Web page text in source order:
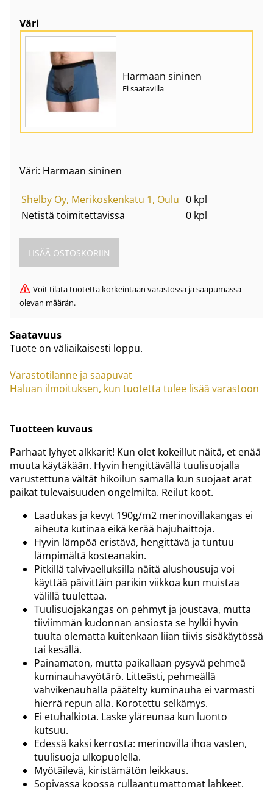
Väri
Harmaan sininen
Ei saatavilla
Väri: Harmaan sininen
Shelby Oy, Merikoskenkatu 1, Oulu 0 kpl
Netistä toimitettavissa
0 kpl
Voit tilata tuotetta korkeintaan varastossa ja saapumassa
olevan määrän.
Saatavuus
Tuote on väliaikaisesti loppu.
Varastotilanne ja saapuvat
Haluan ilmoituksen, kun tuotetta tulee lisää varastoon
Tuotteen kuvaus
Parhaat lyhyet alkkarit! Kun olet kokeillut näitä, et enää
muuta käytäkään. Hyvin hengittävällä tuulisuojalla
varustettuna vältät hikoilun samalla kun suojaat arat
paikat tulevaisuuden ongelmilta. Reilut koot.
Laadukas ja kevyt 190g/m2 merinovillakangas ei
aiheuta kutinaa eikä kerää hajuhaittoja.
Hyvin lämpöä eristävä, hengittävä ja tuntuu
lämpimältä kosteanakin.
Pitkillä talvivaelluksilla näitä alushousuja voi
käyttää päivittäin parikin viikkoa kun muistaa
välillä tuulettaa.
Tuulisuojakangas on pehmyt ja joustava, mutta
tiiviimmän kudonnan ansiosta se hylkii hyvin
tuulta olematta kuitenkaan liian tiivis sisäkäytössä
tai kesällä.
Painamaton, mutta paikallaan pysyvä pehmeä
kuminauhavyötärö. Litteästi, pehmeällä
vahvikenauhalla päätelty kuminauha ei varmasti
hierrä repun alla. Korotettu selkämys.
Ei etuhalkiota. Laske yläreunaa kun luonto
kutsuu.
Edessä kaksi kerrosta: merinovilla ihoa vasten,
tuulisuoja ulkopuolella.
Myötäilevä, kiristämätön leikkaus.
Sopivassa koossa rullaantumattomat lahkeet.